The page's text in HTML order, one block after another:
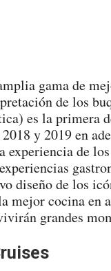
gama de
de los
es la primera
y 2019 en
de
diseño de los
mejor cocina en
grandes